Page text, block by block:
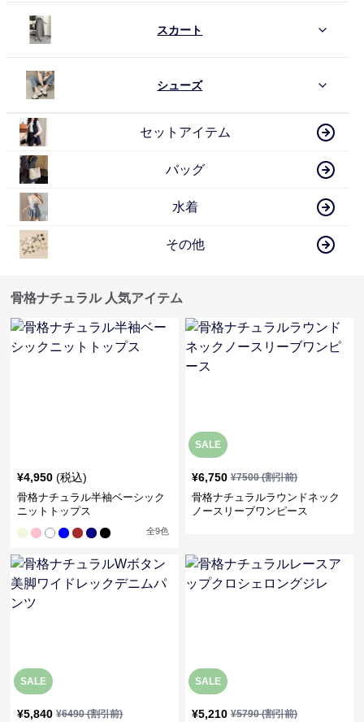
スカート
シューズ
セットアイテム
バッグ
水着
その他
骨格ナチュラル 人気アイテム
¥4,950 (税込)
骨格ナチュラル半袖ベーシック
ニットトップス
全9色
SALE
¥6,750 ¥7500(割引前)
骨格ナチュラルラウンドネック
ノースリーブワンピース
SALE
¥5,840 ¥6490(割引前)
SALE
¥5,210 ¥5790(割引前)